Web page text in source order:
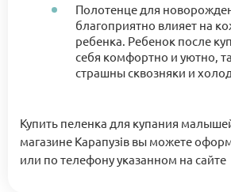
Полотенце для
благоприятно влияет на
ребенка. Ребенок после
себя комфортно и уютно,
страшны сквозняки и холод.
Купить пеленка для купания
магазине Карапузів вы можете
или по телефону указанном на сайте